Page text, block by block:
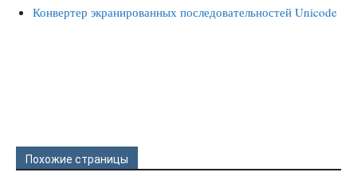
Конвертер экранированных последовательностей Unicode
Похожие страницы